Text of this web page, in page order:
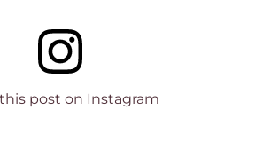
post on Instagram